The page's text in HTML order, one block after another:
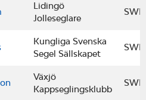
Lidingö
Jolleseglare
SWE
Kungliga Svenska
Segel Sällskapet
SWE
Växjö
Kappseglingsklubb
SWE